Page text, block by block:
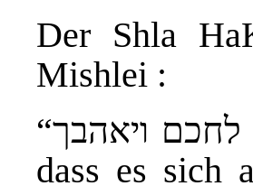
Der Shla
Mishlei :
“ויאהבך
dass es sich